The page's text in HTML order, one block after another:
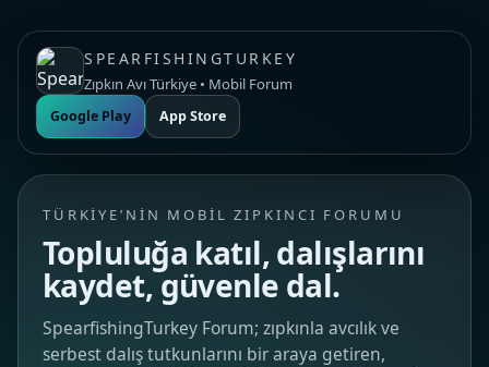
SPEARFISHINGTURKEY
Zıpkın Avı Türkiye • Mobil Forum
Google Play App Store
TÜRKIYE’NIN MOBIL ZIPKINCI FORUMU
Topluluğa katıl, dalışlarını
kaydet, güvenle dal.
SpearfishingTurkey Forum; zıpkınla avcılık ve
serbest dalış tutkunlarını bir araya getiren,